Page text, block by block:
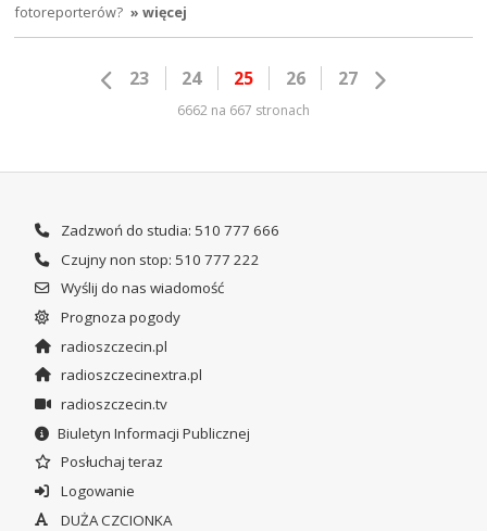
fotoreporterów? » więcej
23 24 25 26 27
6662 na 667 stronach
Zadzwoń do studia: 510 777 666
Czujny non stop: 510 777 222
Wyślij do nas wiadomość
Prognoza pogody
radioszczecin.pl
radioszczecinextra.pl
radioszczecin.tv
Biuletyn Informacji Publicznej
Posłuchaj teraz
Logowanie
DUŻA CZCIONKA